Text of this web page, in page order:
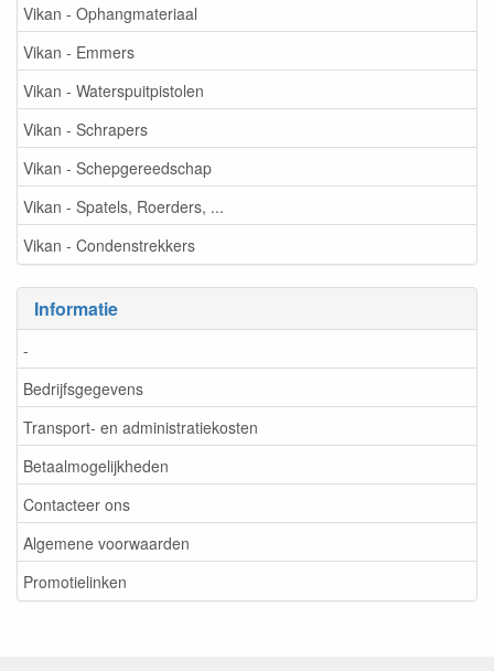
Vikan - Ophangmateriaal
Vikan - Emmers
Vikan - Waterspuitpistolen
Vikan - Schrapers
Vikan - Schepgereedschap
Vikan - Spatels, Roerders, ...
Vikan - Condenstrekkers
Informatie
-
Bedrijfsgegevens
Transport- en administratiekosten
Betaalmogelijkheden
Contacteer ons
Algemene voorwaarden
Promotielinken